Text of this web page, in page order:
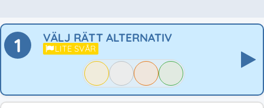
1 VÄLJ RÄTT ALTERNATIV
LITE SVÅR